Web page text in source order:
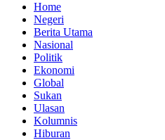
Home
Negeri
Berita Utama
Nasional
Politik
Ekonomi
Global
Sukan
Ulasan
Kolumnis
Hiburan